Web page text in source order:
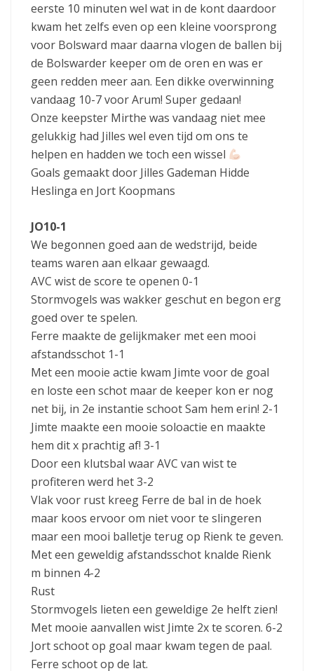
eerste 10 minuten wel wat in de kont daardoor
kwam het zelfs even op een kleine voorsprong
voor Bolsward maar daarna vlogen de ballen bij
de Bolswarder keeper om de oren en was er
geen redden meer aan. Een dikke overwinning
vandaag 10-7 voor Arum! Super gedaan!
Onze keepster Mirthe was vandaag niet mee
gelukkig had Jilles wel even tijd om ons te
helpen en hadden we toch een wissel
Goals gemaakt door Jilles Gademan Hidde
Heslinga en Jort Koopmans
JO10-1
We begonnen goed aan de wedstrijd, beide
teams waren aan elkaar gewaagd.
AVC wist de score te openen 0-1
Stormvogels was wakker geschut en begon erg
goed over te spelen.
Ferre maakte de gelijkmaker met een mooi
afstandsschot 1-1
Met een mooie actie kwam Jimte voor de goal
en loste een schot maar de keeper kon er nog
net bij, in 2e instantie schoot Sam hem erin! 2-1
Jimte maakte een mooie soloactie en maakte
hem dit x prachtig af! 3-1
Door een klutsbal waar AVC van wist te
profiteren werd het 3-2
Vlak voor rust kreeg Ferre de bal in de hoek
maar koos ervoor om niet voor te slingeren
maar een mooi balletje terug op Rienk te geven.
Met een geweldig afstandsschot knalde Rienk
m binnen 4-2
Rust
Stormvogels lieten een geweldige 2e helft zien!
Met mooie aanvallen wist Jimte 2x te scoren. 6-2
Jort schoot op goal maar kwam tegen de paal.
Ferre schoot op de lat.